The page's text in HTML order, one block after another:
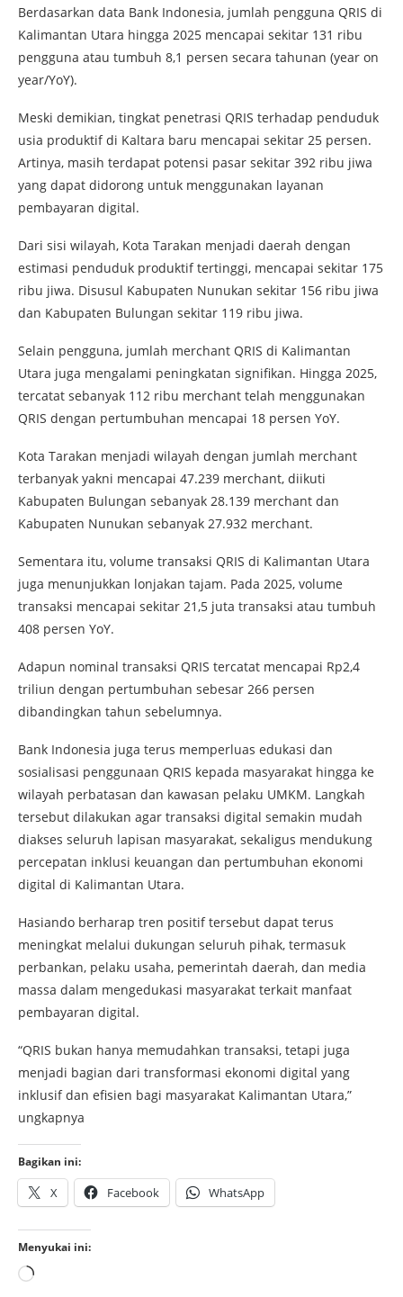
Berdasarkan data Bank Indonesia, jumlah pengguna QRIS di
Kalimantan Utara hingga 2025 mencapai sekitar 131 ribu
pengguna atau tumbuh 8,1 persen secara tahunan (year on
year/YoY).
Meski demikian, tingkat penetrasi QRIS terhadap penduduk
usia produktif di Kaltara baru mencapai sekitar 25 persen.
Artinya, masih terdapat potensi pasar sekitar 392 ribu jiwa
yang dapat didorong untuk menggunakan layanan
pembayaran digital.
Dari sisi wilayah, Kota Tarakan menjadi daerah dengan
estimasi penduduk produktif tertinggi, mencapai sekitar 175
ribu jiwa. Disusul Kabupaten Nunukan sekitar 156 ribu jiwa
dan Kabupaten Bulungan sekitar 119 ribu jiwa.
Selain pengguna, jumlah merchant QRIS di Kalimantan
Utara juga mengalami peningkatan signifikan. Hingga 2025,
tercatat sebanyak 112 ribu merchant telah menggunakan
QRIS dengan pertumbuhan mencapai 18 persen YoY.
Kota Tarakan menjadi wilayah dengan jumlah merchant
terbanyak yakni mencapai 47.239 merchant, diikuti
Kabupaten Bulungan sebanyak 28.139 merchant dan
Kabupaten Nunukan sebanyak 27.932 merchant.
Sementara itu, volume transaksi QRIS di Kalimantan Utara
juga menunjukkan lonjakan tajam. Pada 2025, volume
transaksi mencapai sekitar 21,5 juta transaksi atau tumbuh
408 persen YoY.
Adapun nominal transaksi QRIS tercatat mencapai Rp2,4
triliun dengan pertumbuhan sebesar 266 persen
dibandingkan tahun sebelumnya.
Bank Indonesia juga terus memperluas edukasi dan
sosialisasi penggunaan QRIS kepada masyarakat hingga ke
wilayah perbatasan dan kawasan pelaku UMKM. Langkah
tersebut dilakukan agar transaksi digital semakin mudah
diakses seluruh lapisan masyarakat, sekaligus mendukung
percepatan inklusi keuangan dan pertumbuhan ekonomi
digital di Kalimantan Utara.
Hasiando berharap tren positif tersebut dapat terus
meningkat melalui dukungan seluruh pihak, termasuk
perbankan, pelaku usaha, pemerintah daerah, dan media
massa dalam mengedukasi masyarakat terkait manfaat
pembayaran digital.
“QRIS bukan hanya memudahkan transaksi, tetapi juga
menjadi bagian dari transformasi ekonomi digital yang
inklusif dan efisien bagi masyarakat Kalimantan Utara,”
ungkapnya
Bagikan ini:
X Facebook WhatsApp
Menyukai ini: